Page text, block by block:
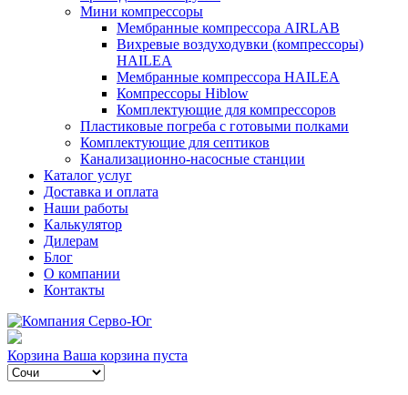
Мини компрессоры
Мембранные компрессора AIRLAB
Вихревые воздуходувки (компрессоры)
HAILEA
Мембранные компрессора HAILEA
Компрессоры Hiblow
Комплектующие для компрессоров
Пластиковые погреба с готовыми полками
Комплектующие для септиков
Канализационно-насосные станции
Каталог услуг
Доставка и оплата
Наши работы
Калькулятор
Дилерам
Блог
О компании
Контакты
Корзина Ваша корзина пуста